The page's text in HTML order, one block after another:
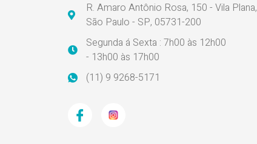
R. Amaro Antônio Rosa, 150 - Vila Plana,
São Paulo - SP, 05731-200
Segunda á Sexta : 7h00 às 12h00
- 13h00 às 17h00
(11) 9 9268-5171